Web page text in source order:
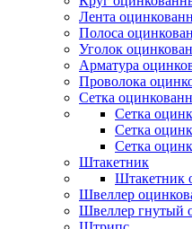
Лента
Полоса
Уголок
Арматура
Проволока
Сетка
Сетка
Сетка
Сетка
Штакетник
Штакетник
Швеллер
Швеллер гнутый